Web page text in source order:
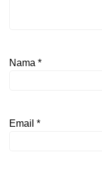
Nama *
Email *